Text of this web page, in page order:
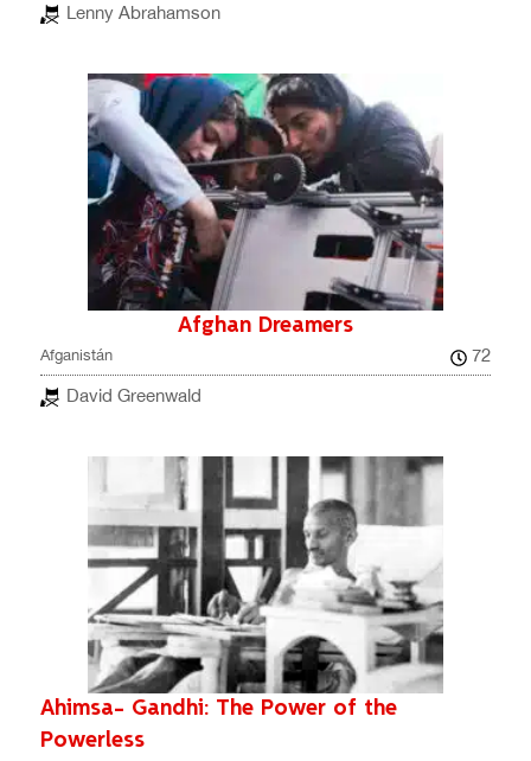
Lenny Abrahamson
Afghan Dreamers
Afganistán
72
David Greenwald
Ahimsa- Gandhi: The Power of the
Powerless